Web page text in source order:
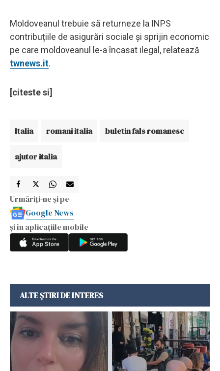
Moldoveanul trebuie să returneze la INPS
contribuțiile de asigurări sociale și sprijin economic
pe care moldoveanul le-a încasat ilegal, relatează
twnews.it.
[citeste si]
Italia romani italia buletin fals romanesc
ajutor italia
Urmăriți-ne și pe
Google News
și în aplicațiile mobile
ALTE ȘTIRI DE INTERES